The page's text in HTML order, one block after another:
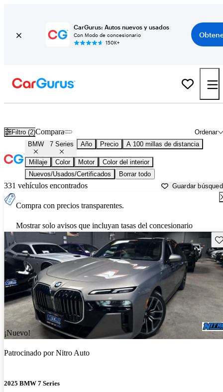
CarGurus: Autos nuevos y usados
Con Modo de concesionario
150K+
Filtro (2) Ordenar
Compara
BMW 7 Series Año Precio A 100 millas de distancia
Millaje Color Motor
Color del interior
Nuevos/Usados/Certificados
Borrar todo
331 vehículos encontrados Guardar
Compra con precios transparentes.
Mostrar solo avisos que incluyan tasas del concesionario
¡Nuevo!
Patrocinado porNitro Auto
2025 BMW 7 Series